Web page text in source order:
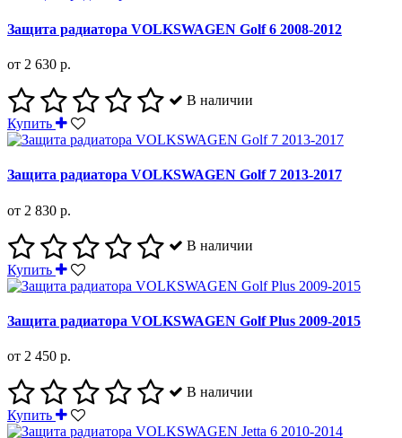
Защита радиатора VOLKSWAGEN Golf 6 2008-2012
от 2 630 р.
В наличии
Купить
Защита радиатора VOLKSWAGEN Golf 7 2013-2017
от 2 830 р.
В наличии
Купить
Защита радиатора VOLKSWAGEN Golf Plus 2009-2015
от 2 450 р.
В наличии
Купить